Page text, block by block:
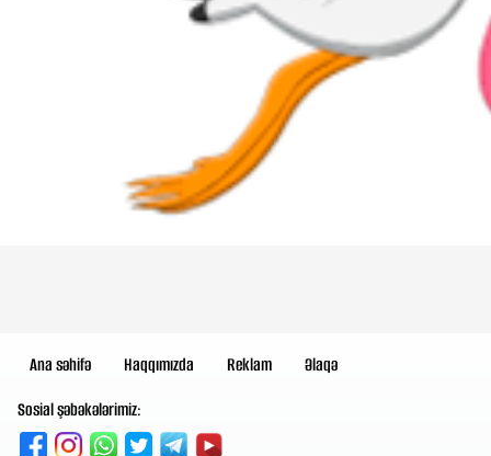
Ana səhifə Haqqımızda Reklam
Əlaqə
Sosial şəbəkələrimiz: